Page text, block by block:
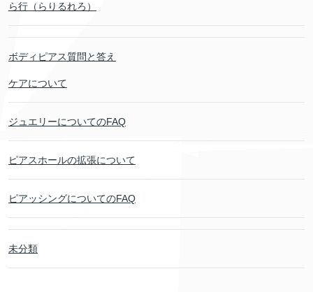
ら行（らりるれろ）
ボディピアス質問と答え
ケアについて
ジュエリーについてのFAQ
ピアスホールの拡張について
ピアッシングについてのFAQ
未分類